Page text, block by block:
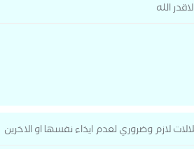
الله
لازم وضروري لعدم ايذاء نفسها او الاخرين